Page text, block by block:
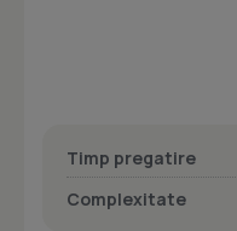
Timp pregatire
Complexitate